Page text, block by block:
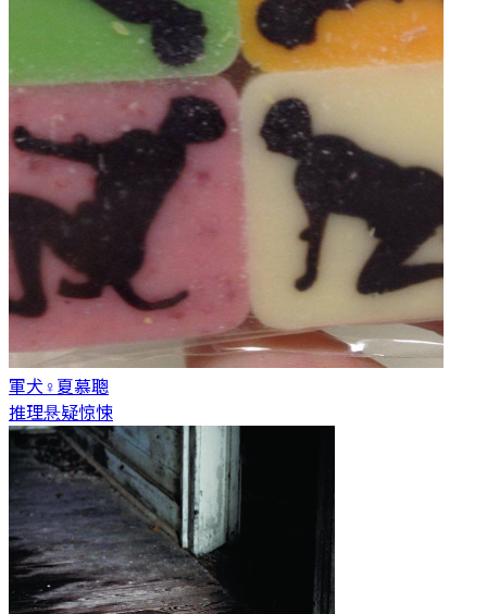
軍犬♀ 夏慕聰
推理悬疑惊悚